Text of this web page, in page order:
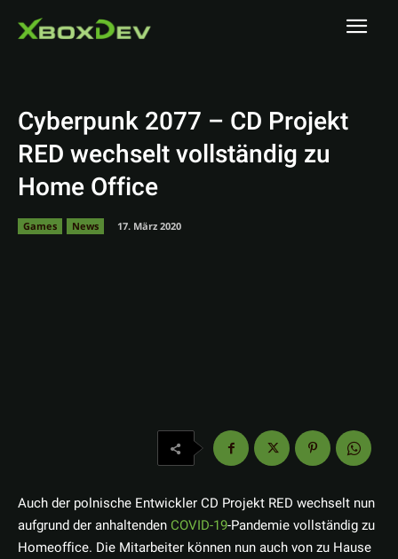
Cyberpunk 2077 – CD Projekt
RED wechselt vollständig zu
Home Office
Games News 17. März 2020
Auch der polnische Entwickler CD Projekt RED wechselt nun
aufgrund der anhaltenden COVID-19-Pandemie vollständig zu
Homeoffice. Die Mitarbeiter können nun auch von zu Hause